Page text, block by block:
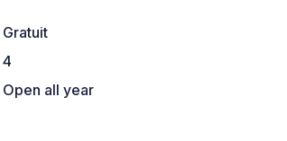
Gratuit
4
Open all year